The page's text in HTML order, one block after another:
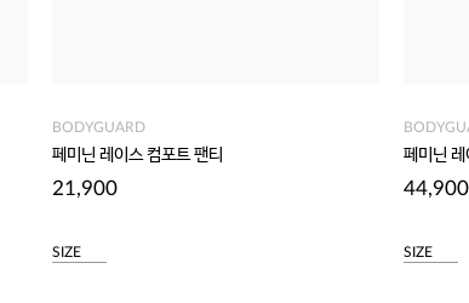
BODYGUARD
페미닌 레이스 컴포트 팬티
21,900
SIZE
페미닌
44,900
SIZE